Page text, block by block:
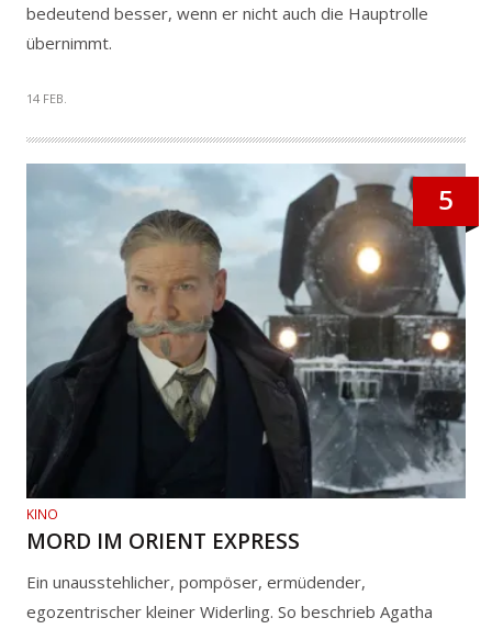
bedeutend besser, wenn er nicht auch die Hauptrolle
übernimmt.
14 FEB.
5
KINO
MORD IM ORIENT EXPRESS
Ein unausstehlicher, pompöser, ermüdender,
egozentrischer kleiner Widerling. So beschrieb Agatha